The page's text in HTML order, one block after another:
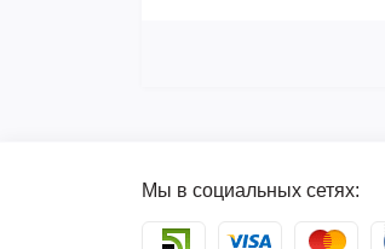
Мы в социальных сетях: